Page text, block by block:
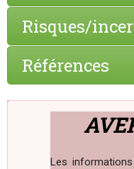
Risques/
Références
Les